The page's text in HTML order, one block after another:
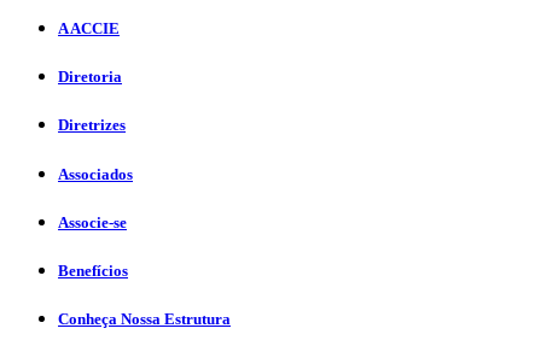
A ACCIE
Diretoria
Diretrizes
Associados
Associe-se
Benefícios
Conheça Nossa Estrutura